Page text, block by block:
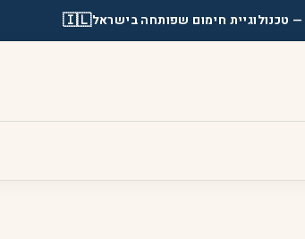
— טכנולוגיית חימום שפותחה בישראל🇮🇱